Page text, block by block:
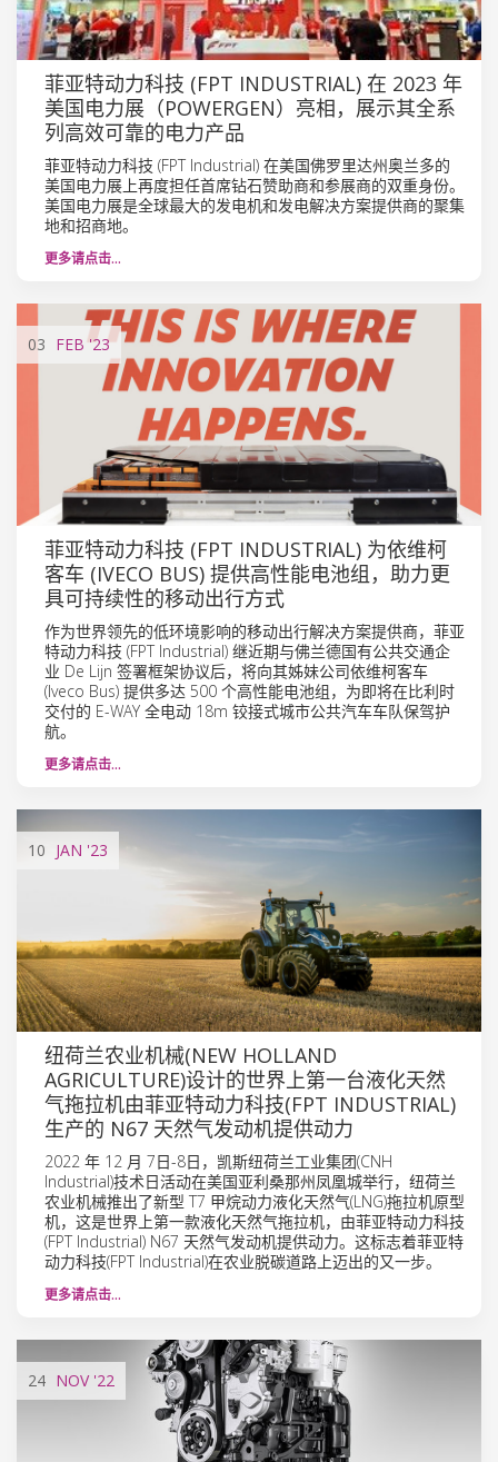
菲亚特动力科技 (FPT INDUSTRIAL) 在 2023 年
美国电力展（POWERGEN）亮相，展示其全系
列高效可靠的电力产品
菲亚特动力科技 (FPT Industrial) 在美国佛罗里达州奥兰多的
美国电力展上再度担任首席钻石赞助商和参展商的双重身份。
美国电力展是全球最大的发电机和发电解决方案提供商的聚集
地和招商地。
更多请点击…
03 FEB '23
菲亚特动力科技 (FPT INDUSTRIAL) 为依维柯
客车 (IVECO BUS) 提供高性能电池组，助力更
具可持续性的移动出行方式
作为世界领先的低环境影响的移动出行解决方案提供商，菲亚
特动力科技 (FPT Industrial) 继近期与佛兰德国有公共交通企
业 De Lijn 签署框架协议后，将向其姊妹公司依维柯客车
(Iveco Bus) 提供多达 500 个高性能电池组，为即将在比利时
交付的 E-WAY 全电动 18m 铰接式城市公共汽车车队保驾护
航。
更多请点击…
10 JAN '23
纽荷兰农业机械(NEW HOLLAND
AGRICULTURE)设计的世界上第一台液化天然
气拖拉机由菲亚特动力科技(FPT INDUSTRIAL)
生产的 N67 天然气发动机提供动力
2022 年 12 月 7日-8日，凯斯纽荷兰工业集团(CNH
Industrial)技术日活动在美国亚利桑那州凤凰城举行，纽荷兰
农业机械推出了新型 T7 甲烷动力液化天然气(LNG)拖拉机原型
机，这是世界上第一款液化天然气拖拉机，由菲亚特动力科技
(FPT Industrial) N67 天然气发动机提供动力。这标志着菲亚特
动力科技(FPT Industrial)在农业脱碳道路上迈出的又一步。
更多请点击…
24 NOV'22